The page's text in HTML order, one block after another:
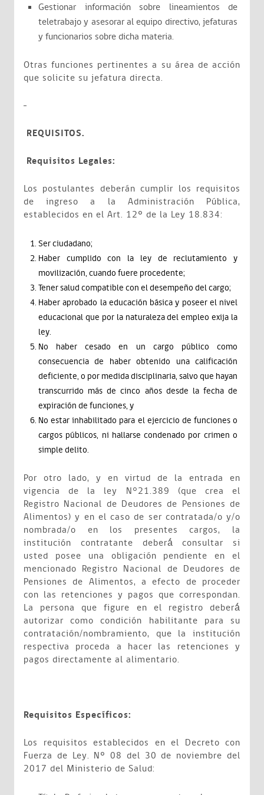
Gestionar información sobre lineamientos de
teletrabajo y asesorar al equipo directivo, jefaturas
y funcionarios sobre dicha materia.
Otras funciones pertinentes a su área de acción
que solicite su jefatura directa.
REQUISITOS.
Requisitos Legales:
Los postulantes deberán cumplir los requisitos
de ingreso a la Administración Pública,
establecidos en el Art. 12º de la Ley 18.834:
Ser ciudadano;
Haber cumplido con la ley de reclutamiento y
movilización, cuando fuere procedente;
Tener salud compatible con el desempeño del cargo;
Haber aprobado la educación básica y poseer el nivel
educacional que por la naturaleza del empleo exija la
ley.
No haber cesado en un cargo público como
consecuencia de haber obtenido una calificación
deficiente, o por medida disciplinaria, salvo que hayan
transcurrido más de cinco años desde la fecha de
expiración de funciones, y
No estar inhabilitado para el ejercicio de funciones o
cargos públicos, ni hallarse condenado por crimen o
simple delito.
Por otro lado, y en virtud de la entrada en
vigencia de la ley N°21.389 (que crea el
Registro Nacional de Deudores de Pensiones de
Alimentos) y en el caso de ser contratada/o y/o
nombrada/o en los presentes cargos, la
institución contratante deberá́ consultar si
usted posee una obligación pendiente en el
mencionado Registro Nacional de Deudores de
Pensiones de Alimentos, a efecto de proceder
con las retenciones y pagos que correspondan.
La persona que figure en el registro deberá́
autorizar como condición habilitante para su
contratación/nombramiento, que la institución
respectiva proceda a hacer las retenciones y
pagos directamente al alimentario.
Requisitos Específicos:
Los requisitos establecidos en el Decreto con
Fuerza de Ley. Nº 08 del 30 de noviembre del
2017 del Ministerio de Salud: